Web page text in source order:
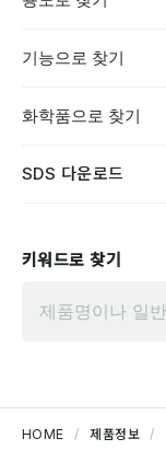
HOME 제품정보
기능으로 찾기
화학품으로 찾기
SDS 다운로드
키워드로 찾기